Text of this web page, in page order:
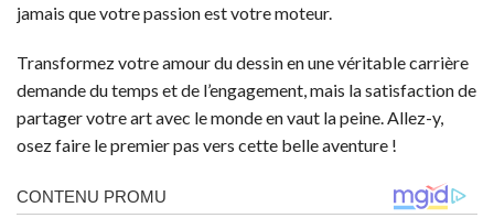
jamais que votre passion est votre moteur.
Transformez votre amour du dessin en une véritable carrière
demande du temps et de l’engagement, mais la satisfaction de
partager votre art avec le monde en vaut la peine. Allez-y,
osez faire le premier pas vers cette belle aventure !